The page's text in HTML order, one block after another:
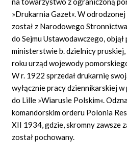
»Drukarnia Gazet«. W
został z Narodowego
do Sejmu Ustawodawczego,
ministerstwie b. dzielnicy
roku urząd wojewody
W r. 1922 sprzedał drukarnię
wyłącznie pracy dziennikarskiej
do Lille »Wiarusie Polskim«.
komandorskim orderu Polonia
XII 1934, gdzie, skromny zawsze
został pochowany.